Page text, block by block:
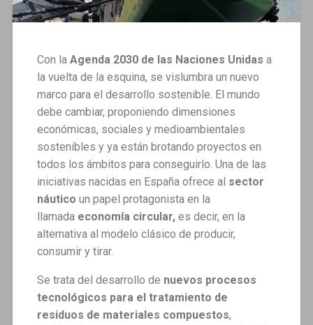
Con la Agenda 2030 de las Naciones Unidas a
la vuelta de la esquina, se vislumbra un nuevo
marco para el desarrollo sostenible. El mundo
debe cambiar, proponiendo dimensiones
económicas, sociales y medioambientales
sostenibles y ya están brotando proyectos en
todos los ámbitos para conseguirlo. Una de las
iniciativas nacidas en España ofrece al sector
náutico un papel protagonista en la
llamada economía circular,es decir, en la
alternativa al modelo clásico de producir,
consumir y tirar.
Se trata del desarrollo de nuevos procesos
tecnológicos para el tratamiento de
residuos de materiales compuestos,